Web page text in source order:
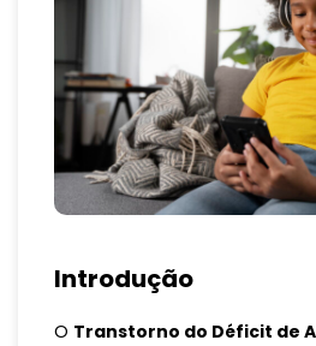
Introdução
O Transtorno do Déficit de